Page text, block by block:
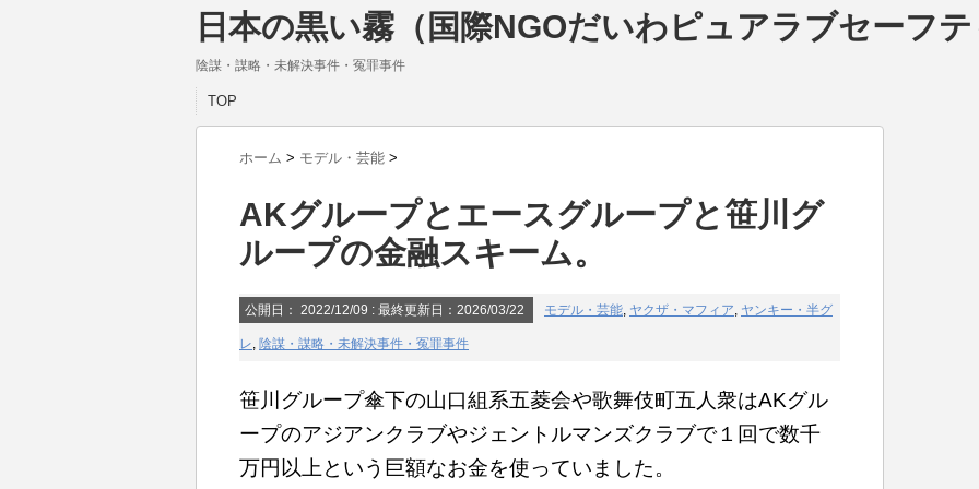
日本の黒い霧（国際NGOだいわピュアラブセーフテ
陰謀・謀略・未解決事件・冤罪事件
TOP
ホーム > モデル・芸能 >
AKグループとエースグループと笹川グ
ループの金融スキーム。
公開日： 2022/12/09 : 最終更新日：2026/03/22 モデル・芸能, ヤクザ・マフィア, ヤンキー・半グ
レ, 陰謀・謀略・未解決事件・冤罪事件
笹川グループ傘下の山口組系五菱会や歌舞伎町五人衆はAKグル
ープのアジアンクラブやジェントルマンズクラブで１回で数千
万円以上という巨額なお金を使っていました。